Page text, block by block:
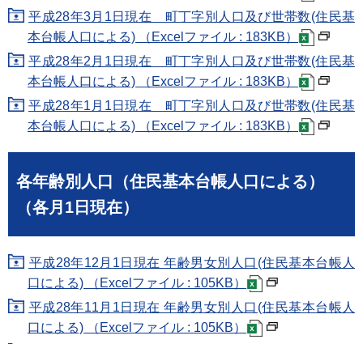
平成28年3月1日現在 町丁字別人口及び世帯数(住民基
本台帳人口による) （Excelファイル : 183KB）
平成28年2月1日現在 町丁字別人口及び世帯数(住民基
本台帳人口による) （Excelファイル : 183KB）
平成28年1月1日現在 町丁字別人口及び世帯数(住民基
本台帳人口による) （Excelファイル : 183KB）
各年齢別人口（住民基本台帳人口による）
（各月1日現在）
平成28年12月1日現在 年齢男女別人口(住民基本台帳人
口による) （Excelファイル : 105KB）
平成28年11月1日現在 年齢男女別人口(住民基本台帳人
口による) （Excelファイル : 105KB）